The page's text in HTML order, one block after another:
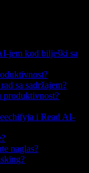
jem kod bilješki sa
sa sadržajem?
produktivnost?
i Read AI-
naglas?